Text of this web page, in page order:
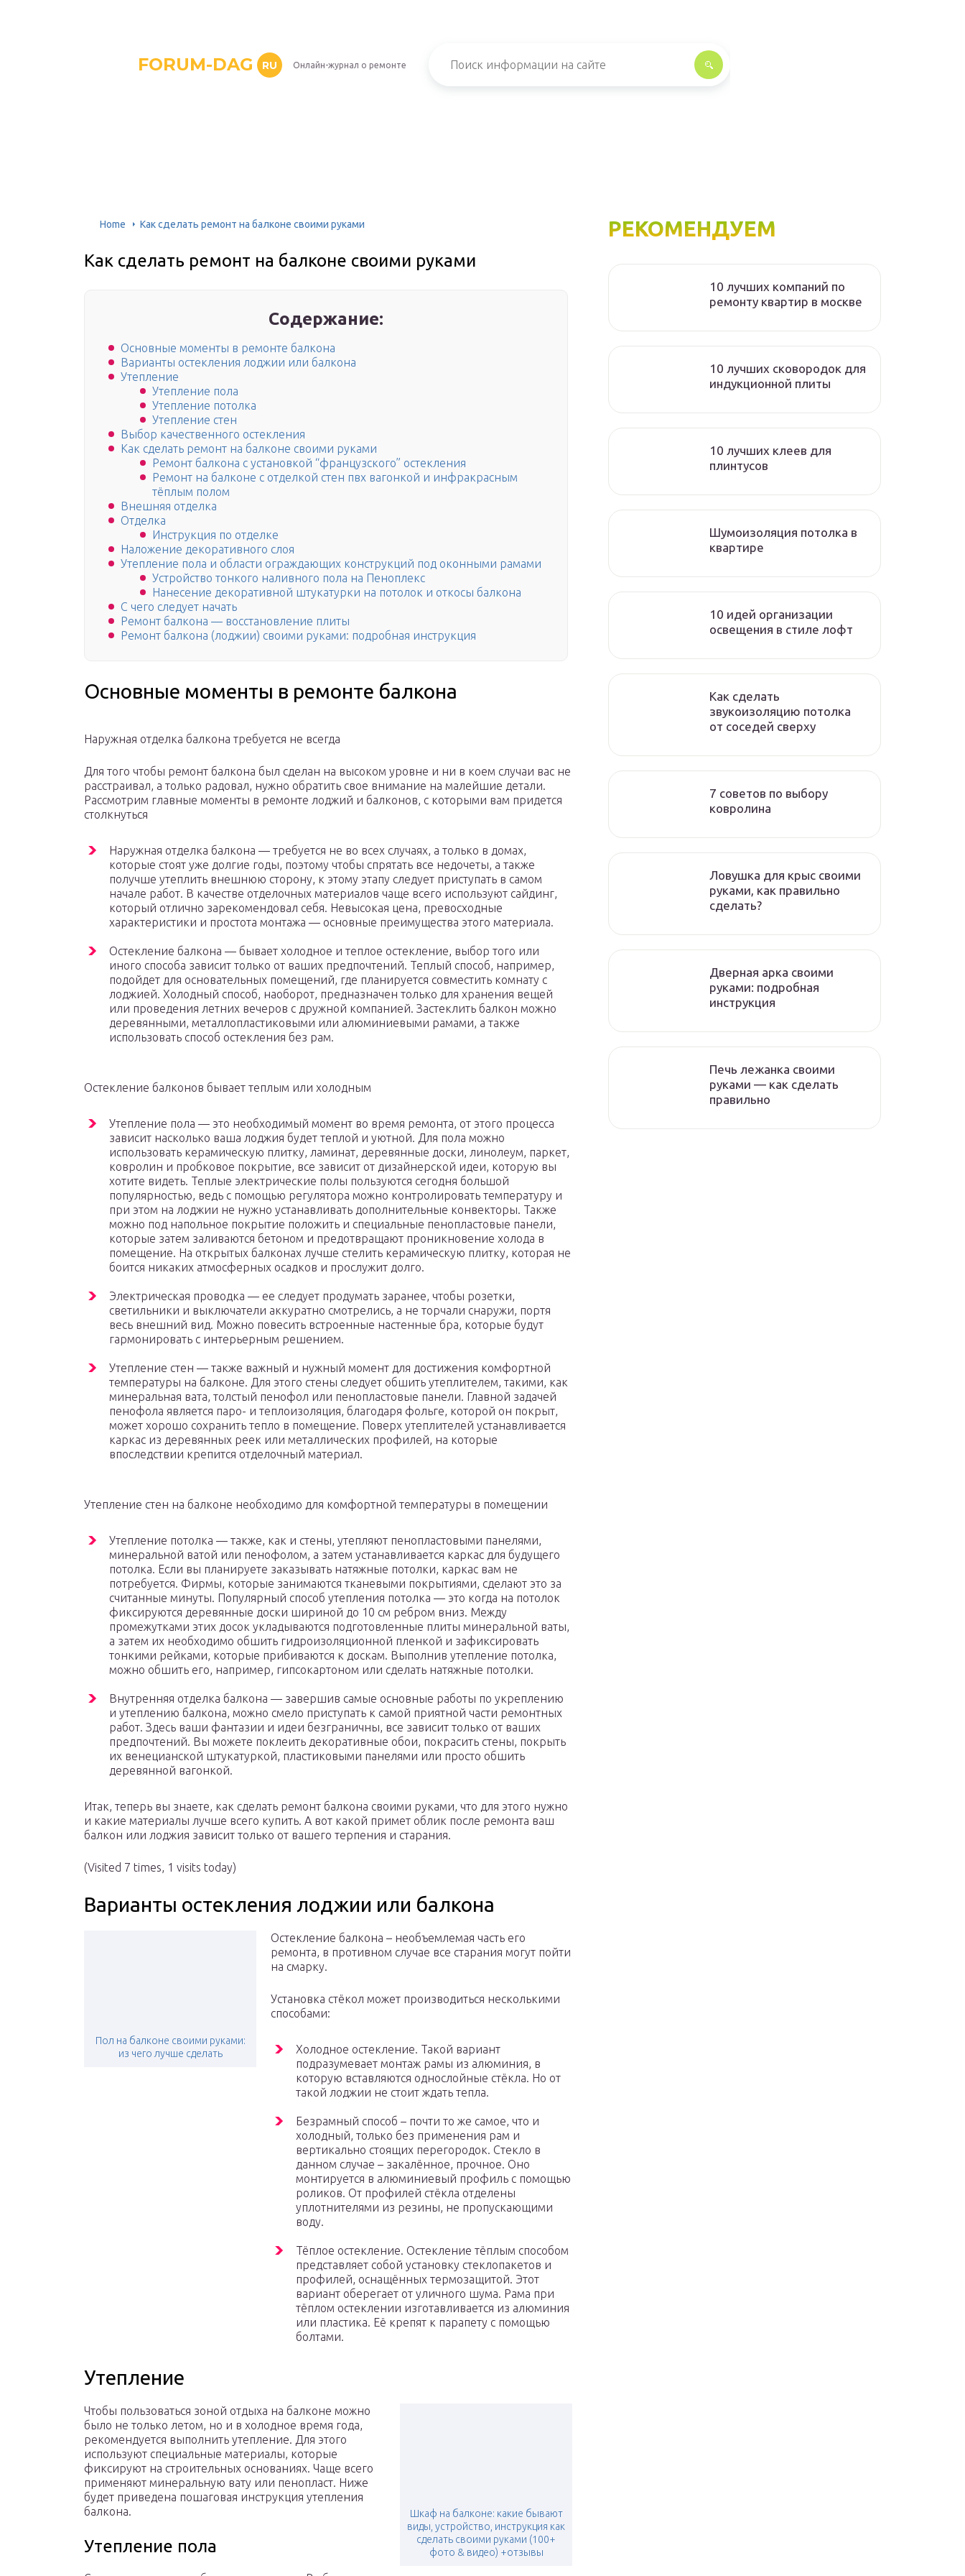
FORUM-DAG RU Онлайн-журнал о ремонте
Home Как сделать ремонт на балконе своими руками
Как сделать ремонт на балконе своими руками
Содержание:
Основные моменты в ремонте балкона
Варианты остекления лоджии или балкона
Утепление
Утепление пола
Утепление потолка
Утепление стен
Выбор качественного остекления
Как сделать ремонт на балконе своими руками
Ремонт балкона с установкой “французского” остекления
Ремонт на балконе с отделкой стен пвх вагонкой и инфракрасным
тёплым полом
Внешняя отделка
Отделка
Инструкция по отделке
Наложение декоративного слоя
Утепление пола и области ограждающих конструкций под оконными рамами
Устройство тонкого наливного пола на Пеноплекс
Нанесение декоративной штукатурки на потолок и откосы балкона
С чего следует начать
Ремонт балкона — восстановление плиты
Ремонт балкона (лоджии) своими руками: подробная инструкция
Основные моменты в ремонте балкона
Наружная отделка балкона требуется не всегда
Для того чтобы ремонт балкона был сделан на высоком уровне и ни в коем случаи вас не
расстраивал, а только радовал, нужно обратить свое внимание на малейшие детали.
Рассмотрим главные моменты в ремонте лоджий и балконов, с которыми вам придется
столкнуться
Наружная отделка балкона — требуется не во всех случаях, а только в домах,
которые стоят уже долгие годы, поэтому чтобы спрятать все недочеты, а также
получше утеплить внешнюю сторону, к этому этапу следует приступать в самом
начале работ. В качестве отделочных материалов чаще всего используют сайдинг,
который отлично зарекомендовал себя. Невысокая цена, превосходные
характеристики и простота монтажа — основные преимущества этого материала.
Остекление балкона — бывает холодное и теплое остекление, выбор того или
иного способа зависит только от ваших предпочтений. Теплый способ, например,
подойдет для основательных помещений, где планируется совместить комнату с
лоджией. Холодный способ, наоборот, предназначен только для хранения вещей
или проведения летних вечеров с дружной компанией. Застеклить балкон можно
деревянными, металлопластиковыми или алюминиевыми рамами, а также
использовать способ остекления без рам.
Остекление балконов бывает теплым или холодным
Утепление пола — это необходимый момент во время ремонта, от этого процесса
зависит насколько ваша лоджия будет теплой и уютной. Для пола можно
использовать керамическую плитку, ламинат, деревянные доски, линолеум, паркет,
ковролин и пробковое покрытие, все зависит от дизайнерской идеи, которую вы
хотите видеть. Теплые электрические полы пользуются сегодня большой
популярностью, ведь с помощью регулятора можно контролировать температуру и
при этом на лоджии не нужно устанавливать дополнительные конвекторы. Также
можно под напольное покрытие положить и специальные пенопластовые панели,
которые затем заливаются бетоном и предотвращают проникновение холода в
помещение. На открытых балконах лучше стелить керамическую плитку, которая не
боится никаких атмосферных осадков и прослужит долго.
Электрическая проводка — ее следует продумать заранее, чтобы розетки,
светильники и выключатели аккуратно смотрелись, а не торчали снаружи, портя
весь внешний вид. Можно повесить встроенные настенные бра, которые будут
гармонировать с интерьерным решением.
Утепление стен — также важный и нужный момент для достижения комфортной
температуры на балконе. Для этого стены следует обшить утеплителем, такими, как
минеральная вата, толстый пенофол или пенопластовые панели. Главной задачей
пенофола является паро- и теплоизоляция, благодаря фольге, которой он покрыт,
может хорошо сохранить тепло в помещение. Поверх утеплителей устанавливается
каркас из деревянных реек или металлических профилей, на которые
впоследствии крепится отделочный материал.
Утепление стен на балконе необходимо для комфортной температуры в помещении
Утепление потолка — также, как и стены, утепляют пенопластовыми панелями,
минеральной ватой или пенофолом, а затем устанавливается каркас для будущего
потолка. Если вы планируете заказывать натяжные потолки, каркас вам не
потребуется. Фирмы, которые занимаются тканевыми покрытиями, сделают это за
считанные минуты. Популярный способ утепления потолка — это когда на потолок
фиксируются деревянные доски шириной до 10 см ребром вниз. Между
промежутками этих досок укладываются подготовленные плиты минеральной ваты,
а затем их необходимо обшить гидроизоляционной пленкой и зафиксировать
тонкими рейками, которые прибиваются к доскам. Выполнив утепление потолка,
можно обшить его, например, гипсокартоном или сделать натяжные потолки.
Внутренняя отделка балкона — завершив самые основные работы по укреплению
и утеплению балкона, можно смело приступать к самой приятной части ремонтных
работ. Здесь ваши фантазии и идеи безграничны, все зависит только от ваших
предпочтений. Вы можете поклеить декоративные обои, покрасить стены, покрыть
их венецианской штукатуркой, пластиковыми панелями или просто обшить
деревянной вагонкой.
Итак, теперь вы знаете, как сделать ремонт балкона своими руками, что для этого нужно
и какие материалы лучше всего купить. А вот какой примет облик после ремонта ваш
балкон или лоджия зависит только от вашего терпения и старания.
(Visited 7 times, 1 visits today)
Варианты остекления лоджии или балкона
Пол на балконе своими руками:
из чего лучше сделать
Остекление балкона – необъемлемая часть его
ремонта, в противном случае все старания могут пойти
на смарку.
Установка стёкол может производиться несколькими
способами:
Холодное остекление. Такой вариант
подразумевает монтаж рамы из алюминия, в
которую вставляются однослойные стёкла. Но от
такой лоджии не стоит ждать тепла.
Безрамный способ – почти то же самое, что и
холодный, только без применения рам и
вертикально стоящих перегородок. Стекло в
данном случае – закалённое, прочное. Оно
монтируется в алюминиевый профиль с помощью
роликов. От профилей стёкла отделены
уплотнителями из резины, не пропускающими
воду.
Тёплое остекление. Остекление тёплым способом
представляет собой установку стеклопакетов и
профилей, оснащённых термозащитой. Этот
вариант оберегает от уличного шума. Рама при
тёплом остеклении изготавливается из алюминия
или пластика. Её крепят к парапету с помощью
болтами.
Утепление
Шкаф на балконе: какие бывают
виды, устройство, инструкция как
сделать своими руками (100+
фото & видео) +отзывы
Чтобы пользоваться зоной отдыха на балконе можно
было не только летом, но и в холодное время года,
рекомендуется выполнить утепление. Для этого
используют специальные материалы, которые
фиксируют на строительных основаниях. Чаще всего
применяют минеральную вату или пенопласт. Ниже
будет приведена пошаговая инструкция утепления
балкона.
Утепление пола
РЕКОМЕНДУЕМ
10 лучших компаний по
ремонту квартир в москве
10 лучших сковородок для
индукционной плиты
10 лучших клеев для
плинтусов
Шумоизоляция потолка в
квартире
10 идей организации
освещения в стиле лофт
Как сделать
звукоизоляцию потолка
от соседей сверху
7 советов по выбору
ковролина
Ловушка для крыс своими
руками, как правильно
сделать?
Дверная арка своими
руками: подробная
инструкция
Печь лежанка своими
руками — как сделать
правильно